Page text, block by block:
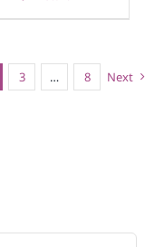
3 … 8 Next